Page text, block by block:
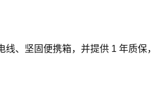
线、坚固便携箱，并提供 1 年质保，